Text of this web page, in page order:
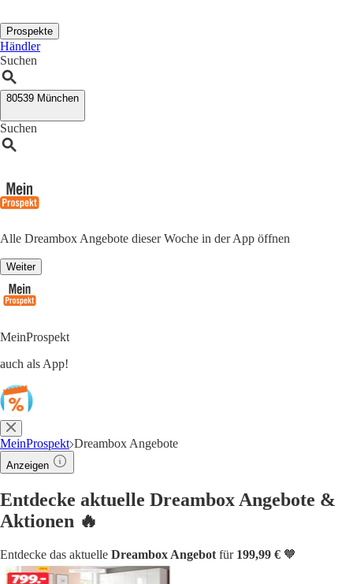
Prospekte
Händler
Suchen
80539 München
Suchen
Alle Dreambox Angebote dieser Woche in der App öffnen
Weiter
MeinProspekt
auch als App!
MeinProspekt Dreambox Angebote
Anzeigen
Entdecke aktuelle Dreambox Angebote &
Aktionen 🔥
Entdecke das aktuelle Dreambox Angebot für 199,99 € 🧡